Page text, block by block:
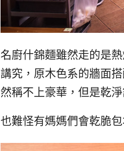
名廚什錦麵雖然走的是
講究，原木色系的牆面
然稱不上豪華，但是乾淨
也難怪有媽媽們會乾脆